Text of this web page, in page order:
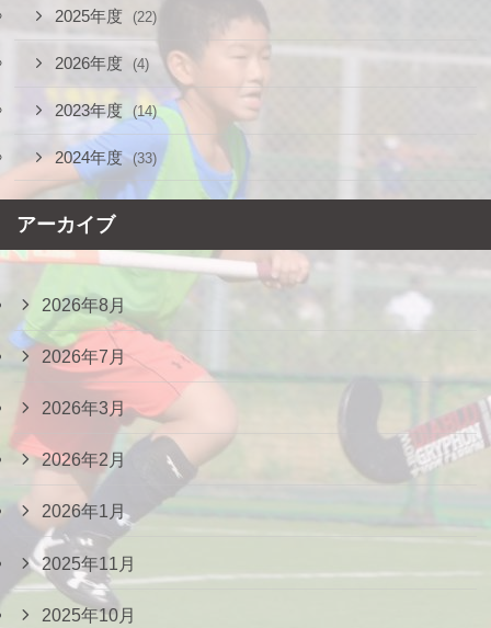
2025年度 (22)
2026年度 (4)
2023年度 (14)
2024年度 (33)
アーカイブ
2026年8月
2026年7月
2026年3月
2026年2月
2026年1月
2025年11月
2025年10月